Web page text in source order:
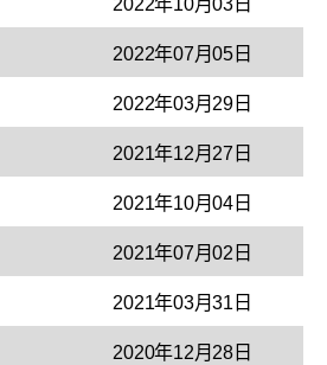
2022年10月03日
2022年07月05日
2022年03月29日
2021年12月27日
2021年10月04日
2021年07月02日
2021年03月31日
2020年12月28日